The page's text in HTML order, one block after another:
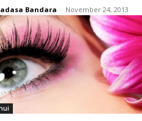
Bandara - November 24, 2013